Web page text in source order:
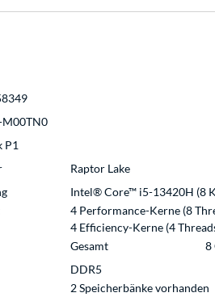
M00TN0
P1
Raptor Lake
Intel® Core™ i5-13420H (8
4 Performance-Kerne (8
4 Efficiency-Kerne (4
Gesamt
8
DDR5
2 Speicherbänke vorhanden